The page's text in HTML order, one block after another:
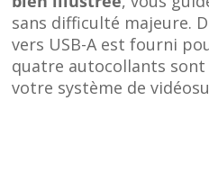
sans difficulté majeure.
vers USB-A est fourni
quatre autocollants
votre système de